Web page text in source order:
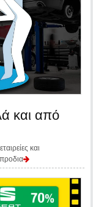
και από
και
προδια